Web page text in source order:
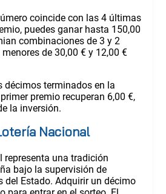
coincide con las 4 últimas
puedes ganar hasta 150,00
combinaciones de 3 y 2
de 30,00 € y 12,00 €
décimos terminados en la
premio recuperan 6,00 €,
la inversión.
Nacional
representa una tradición
bajo la supervisión de
del Estado. Adquirir un décimo